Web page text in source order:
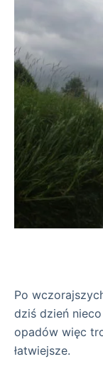
Po
dziś dzień
opadów więc
łatwiejsze.